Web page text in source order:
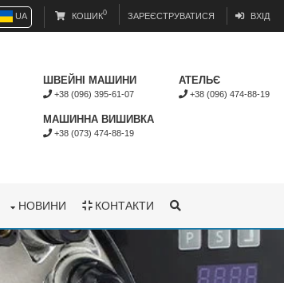
UA КОШИК0 ЗАРЕЄСТРУВАТИСЯ ВХІД
ШВЕЙНІ МАШИНИ
+38 (096) 395-61-07
АТЕЛЬЄ
+38 (096) 474-88-19
МАШИННА ВИШИВКА
+38 (073) 474-88-19
НОВИНИ КОНТАКТИ